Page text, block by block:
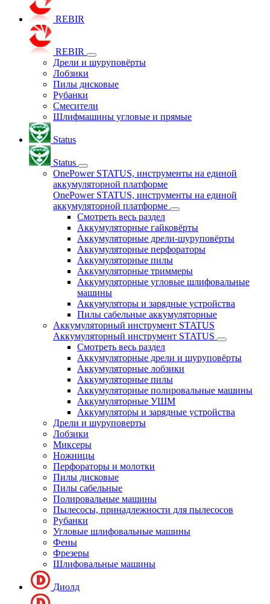
REBIR
REBIR
Дрели и шуруповёрты
Лобзики
Пилы дисковые
Рубанки
Смесители
Шлифмашины угловые и прямые
Status
Status
OnePower STATUS, инструменты на единой
аккумуляторной платформе
OnePower STATUS, инструменты на единой
аккумуляторной платформе
Смотреть весь раздел
Аккумуляторные гайковёрты
Аккумуляторные дрели-шуруповёрты
Аккумуляторные перфораторы
Аккумуляторные пилы
Аккумуляторные триммеры
Аккумуляторные угловые шлифовальные
машины
Аккумуляторы и зарядные устройства
Пилы сабельные аккумуляторные
Аккумуляторный инструмент STATUS
Аккумуляторный инструмент STATUS
Смотреть весь раздел
Аккумуляторные дрели и шуруповёрты
Аккумуляторные лобзики
Аккумуляторные пилы
Аккумуляторные полировальные машины
Аккумуляторные УШМ
Аккумуляторы и зарядные устройства
Дрели и шуруповерты
Лобзики
Миксеры
Ножницы
Перфораторы и молотки
Пилы дисковые
Пилы сабельные
Полировальные машины
Пылесосы, принадлежности для пылесосов
Рубанки
Угловые шлифовальные машины
Фены
Фрезеры
Шлифовальные машины
Диолд